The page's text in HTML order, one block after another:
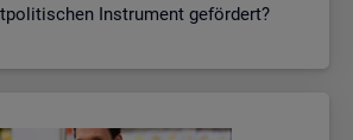
Instrument gefördert?